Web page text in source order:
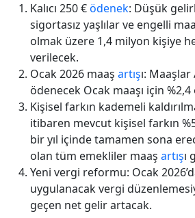
Kalıcı 250 €ödenek: Düşük
sigortasız yaşlılar ve engelli
olmak üzere 1,4 milyon kişiye
verilecek.
Ocak 2026 maaş artışı: Maaşlar
ödenecek Ocak maaşı için %2,4
Kişisel farkın kademeli
itibaren mevcut kişisel farkın
bir yıl içinde tamamen sona
olan tüm emekliler maaş artışı
Yeni vergi reformu: Ocak
uygulanacak vergi
geçen net gelir artacak.